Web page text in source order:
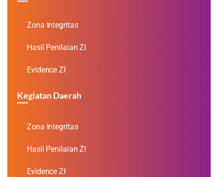
Zona Integritas
Hasil Penilaian ZI
Evidence ZI
Kegiatan Daerah
Zona Integritas
Hasil Penilaian ZI
Evidence ZI